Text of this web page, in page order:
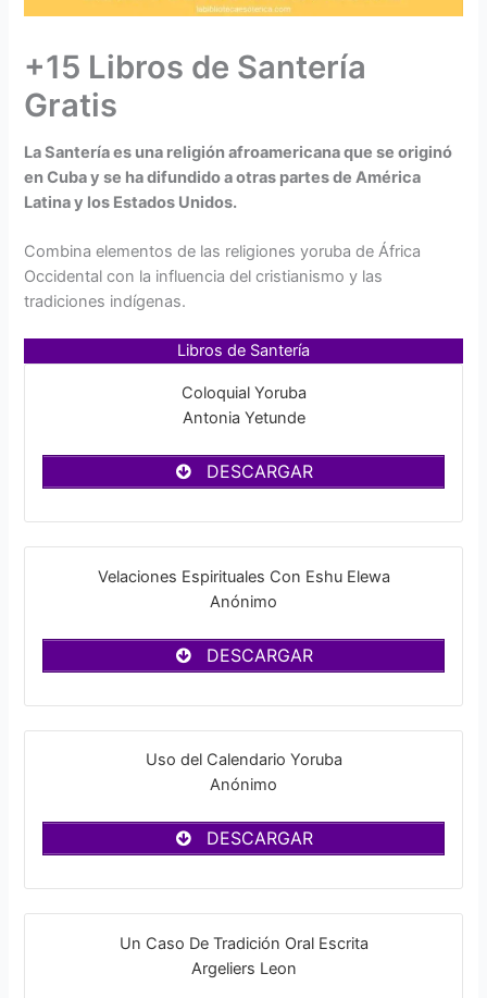
+15 Libros de Santería
Gratis
La Santería es una religión afroamericana que se originó
en Cuba y se ha difundido a otras partes de América
Latina y los Estados Unidos.
Combina elementos de las religiones yoruba de África
Occidental con la influencia del cristianismo y las
tradiciones indígenas.
Libros de Santería
Coloquial Yoruba
Antonia Yetunde
DESCARGAR
Velaciones Espirituales Con Eshu Elewa
Anónimo
DESCARGAR
Uso del Calendario Yoruba
Anónimo
DESCARGAR
Un Caso De Tradición Oral Escrita
Argeliers Leon